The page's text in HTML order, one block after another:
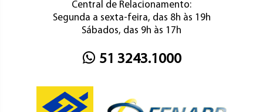
Central de Relacionamento:
Segunda a sexta-feira, das 8h às 19h
Sábados, das 9h às 17h
51 3243.1000